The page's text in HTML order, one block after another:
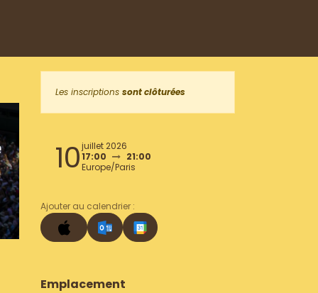
Les inscriptions sont clôturées
10juillet 2026
17:00
21:00
Europe/Paris
Ajouter au calendrier :
Emplacement